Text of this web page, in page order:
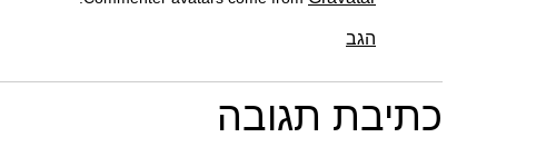
הגב
כתיבת תגובה